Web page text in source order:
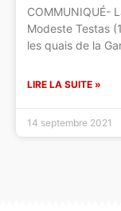
COMMUNIQUÉ-
Modeste Testas
les quais de la
LIRE LA SUITE »
14 septembre 2021